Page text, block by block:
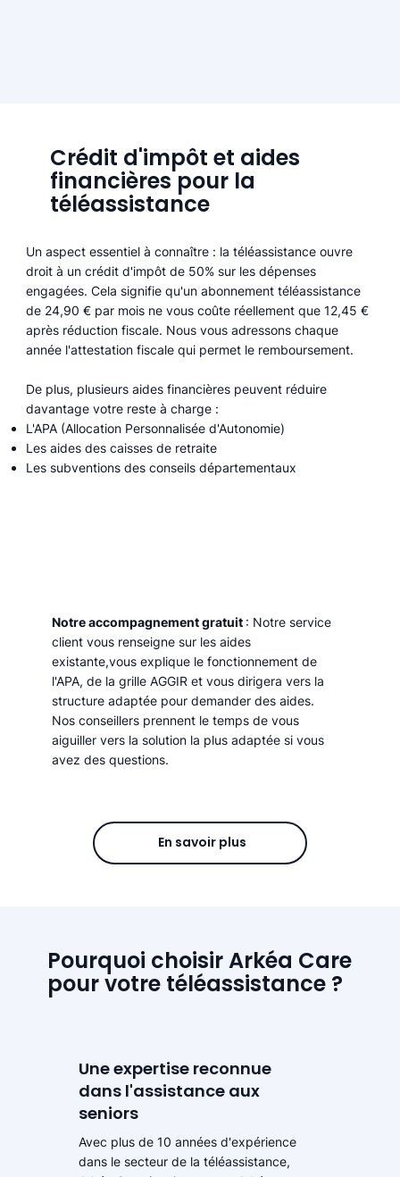
Crédit d'impôt et aides
financières pour la
téléassistance
Un aspect essentiel à connaître : la téléassistance ouvre
droit à un crédit d'impôt de 50% sur les dépenses
engagées. Cela signifie qu'un abonnement téléassistance
de 24,90 € par mois ne vous coûte réellement que 12,45 €
après réduction fiscale. Nous vous adressons chaque
année l'attestation fiscale qui permet le remboursement.
De plus, plusieurs aides financières peuvent réduire
davantage votre reste à charge :
L'APA (Allocation Personnalisée d'Autonomie)
Les aides des caisses de retraite
Les subventions des conseils départementaux
Notre accompagnement gratuit : Notre service
client vous renseigne sur les aides
existante,vous explique le fonctionnement de
l'APA, de la grille AGGIR et vous dirigera vers la
structure adaptée pour demander des aides.
Nos conseillers prennent le temps de vous
aiguiller vers la solution la plus adaptée si vous
avez des questions.
En savoir plus
Pourquoi choisir Arkéa Care
pour votre téléassistance ?
Une expertise reconnue
dans l'assistance aux
seniors
Avec plus de 10 années d'expérience
dans le secteur de la téléassistance,